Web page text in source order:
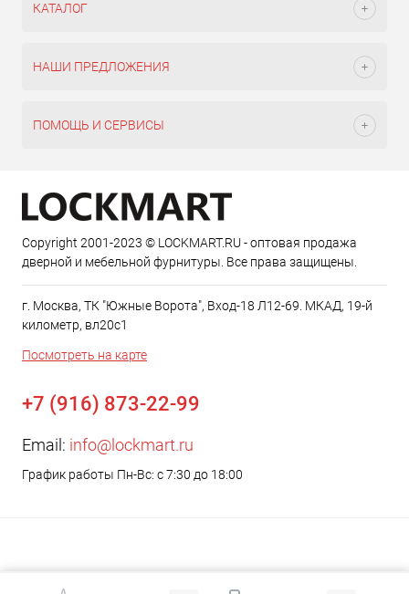
КАТАЛОГ
НАШИ ПРЕДЛОЖЕНИЯ
ПОМОЩЬ И СЕРВИСЫ
Copyright 2001-2023 © LOCKMART.RU - оптовая продажа
дверной и мебельной фурнитуры. Все права защищены.
г. Москва, ТК "Южные Ворота", Вход-18 Л12-69. МКАД, 19-й
километр, вл20с1
Посмотреть на карте
+7 (916) 873-22-99
Email: info@lockmart.ru
График работы Пн-Вс: с 7:30 до 18:00